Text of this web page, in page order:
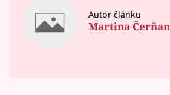
Autor článku
Martina